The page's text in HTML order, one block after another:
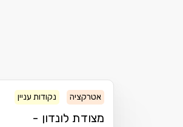
אטרקציה נקודות עניין
מצודת לונדון -